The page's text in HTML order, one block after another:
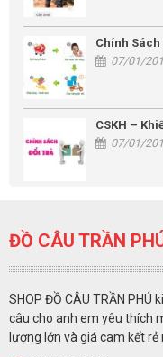
Chính Sách
07/01/
CSKH –
07/01/
ĐỒ CÂU TRẦN
SHOP ĐỒ CÂU TRẦN
câu cho anh em yêu thích
lượng lớn và giá cam kết rẻ